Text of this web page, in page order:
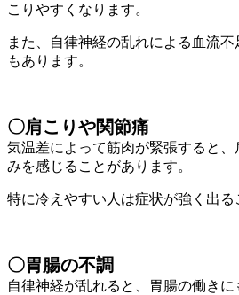
こりやすくなります。
また、自律神経の乱れによる血流
もあります。
〇肩こりや関節痛
気温差によって筋肉が緊張すると
みを感じることがあります。
特に冷えやすい人は症状が強く出る
〇胃腸の不調
自律神経が乱れると、胃腸の働きに